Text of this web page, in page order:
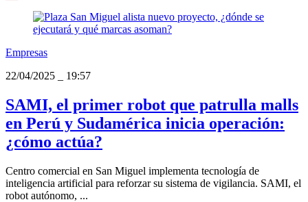
Empresas
22/04/2025
19:57
SAMI, el primer robot que patrulla malls
en Perú y Sudamérica inicia operación:
¿cómo actúa?
Centro comercial en San Miguel implementa tecnología de
inteligencia artificial para reforzar su sistema de vigilancia. SAMI, el
robot autónomo, ...